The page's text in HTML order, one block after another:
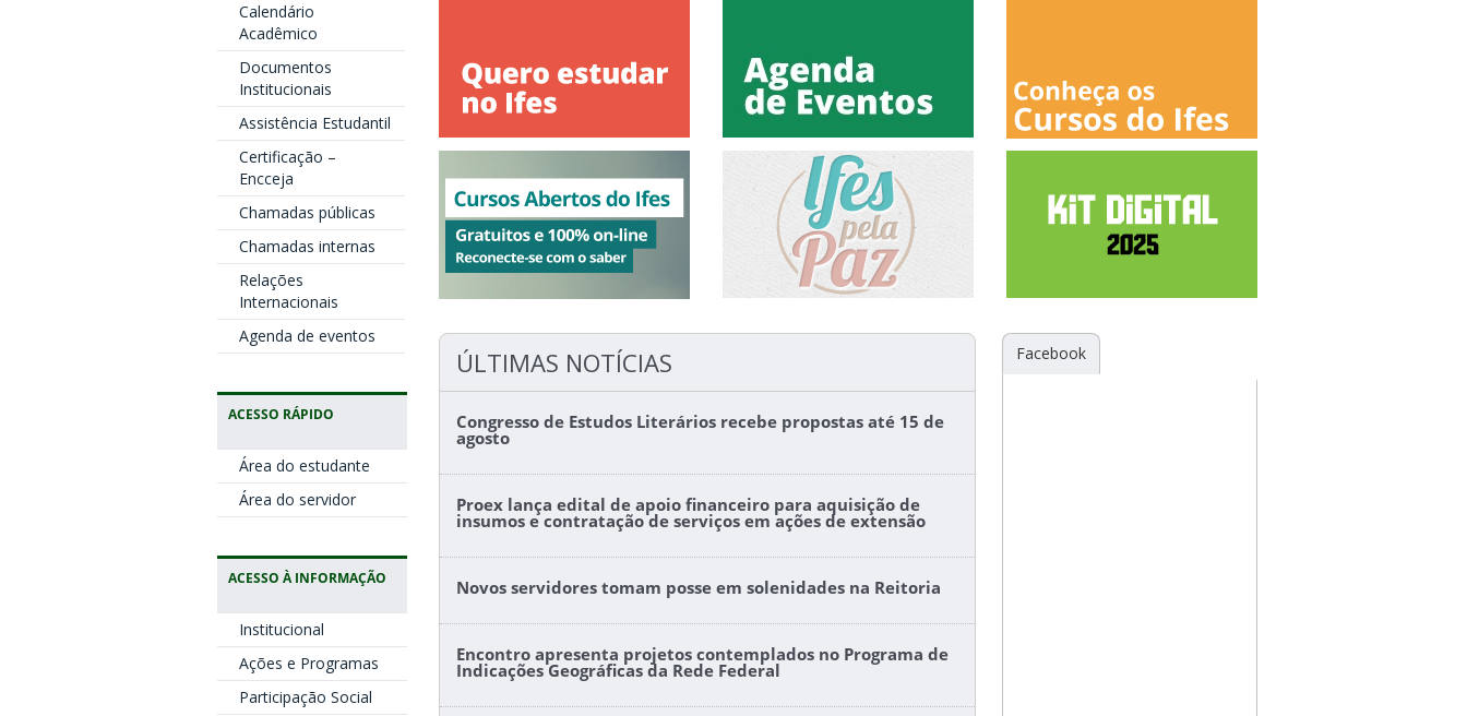
Calendário
Acadêmico
Documentos
Institucionais
Assistência Estudantil
Certificação –
Encceja
Chamadas públicas
Chamadas internas
Relações
Internacionais
Agenda de eventos
ACESSO RÁPIDO
Área do estudante
Área do servidor
ACESSO À INFORMAÇÃO
Institucional
Ações e Programas
Participação Social
ÚLTIMAS NOTÍCIAS
Congresso de Estudos Literários recebe propostas até 15 de
agosto
Proex lança edital de apoio financeiro para aquisição de
insumos e contratação de serviços em ações de extensão
Novos servidores tomam posse em solenidades na Reitoria
Encontro apresenta projetos contemplados no Programa de
Indicações Geográficas da Rede Federal
Facebook